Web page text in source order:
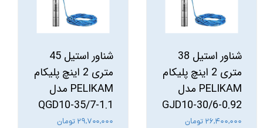
شناور استیل 38
متری 2 اینچ پلیکام
PELIKAM مدل
GJD10-30/6-0.92
۲۶,۴۰۰,۰۰۰ تومان
شناور استیل 45
متری 2 اینچ پلیکام
PELIKAM مدل
QGD10-35/7-1.1
۲۹,۷۰۰,۰۰۰ تومان